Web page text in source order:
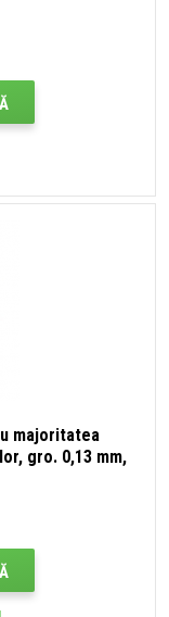
majoritatea
gro. 0,13 mm,